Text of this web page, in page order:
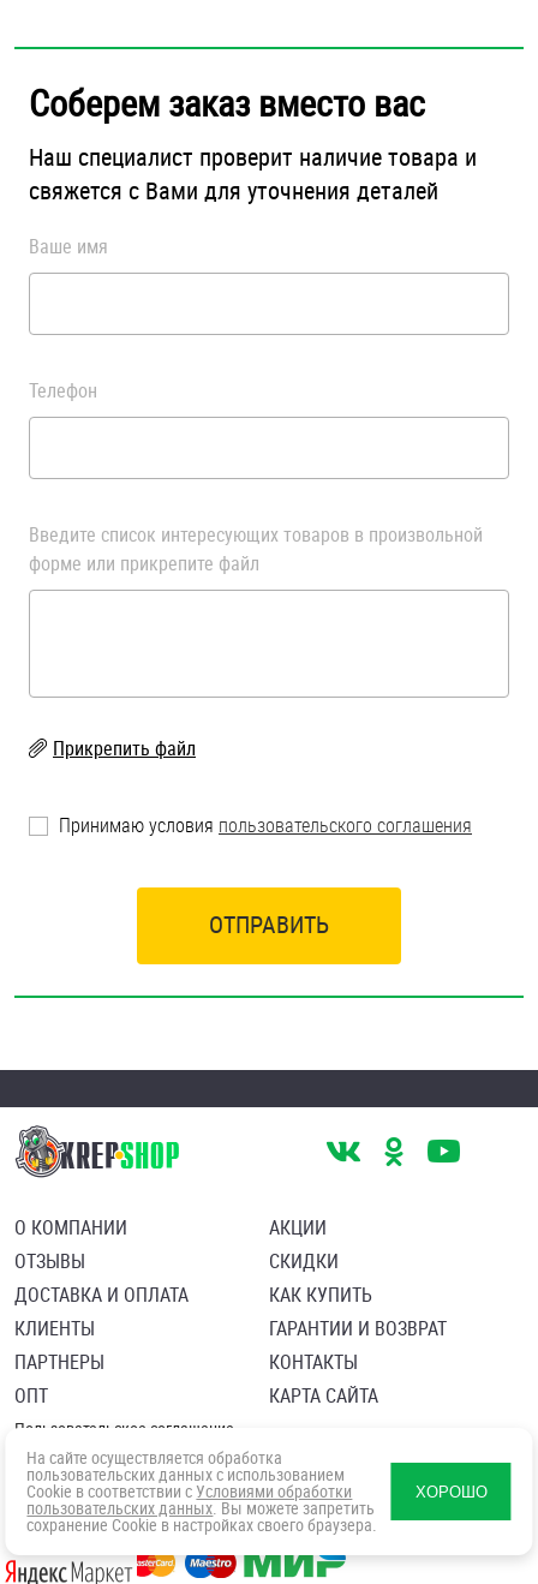
Соберем заказ вместо вас
Наш специалист проверит наличие товара и
свяжется с Вами для уточнения деталей
Ваше имя
Телефон
Введите список интересующих товаров в произвольной
форме или прикрепите файл
Прикрепить файл
Принимаю условия пользовательского соглашения
ОТПРАВИТЬ
О КОМПАНИИ
ОТЗЫВЫ
ДОСТАВКА И ОПЛАТА
КЛИЕНТЫ
ПАРТНЕРЫ
ОПТ
АКЦИИ
СКИДКИ
КАК КУПИТЬ
ГАРАНТИИ И ВОЗВРАТ
КОНТАКТЫ
КАРТА САЙТА
Пользовательское соглашение
Политика в отношении обработки персональных данных
Согласие посетителя сайта на обработку персональных данны
На сайте осуществляется обработка
пользовательских данных с использованием
Cookie в соответствии с Условиями обработки
пользовательских данных. Вы можете запретить
сохранение Cookie в настройках своего браузера.
ХОРОШО